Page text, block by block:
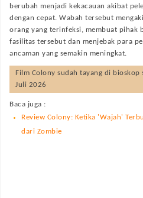
berubah menjadi kekacauan akibat
dengan cepat. Wabah tersebut
orang yang terinfeksi, membuat pihak
fasilitas tersebut dan menjebak para
ancaman yang semakin meningkat.
Film Colony sudah tayang di bioskop
Juli 2026
Baca juga :
Review Colony: Ketika 'Wajah'
dari Zombie